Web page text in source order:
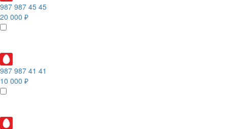
987 987 45 45
20 000 ₽
987 987 41 41
10 000 ₽